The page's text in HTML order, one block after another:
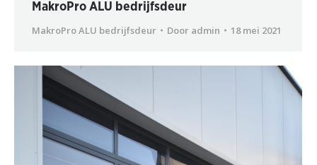
MakroPro ALU bedrijfsdeur
MakroPro ALU bedrijfsdeur
Door admin 18 mei 2021